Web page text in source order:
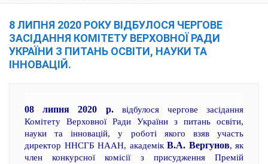
8 ЛИПНЯ 2020 РОКУ ВІДБУЛОСЯ ЧЕРГОВЕ
ЗАСІДАННЯ КОМІТЕТУ ВЕРХОВНОЇ РАДИ
УКРАЇНИ З ПИТАНЬ ОСВІТИ, НАУКИ ТА
ІННОВАЦІЙ.
08 липня 2020 р.відбулося чергове засідання
Комітету Верховної Ради України з питань освіти,
науки та інновацій, у роботі якого взяв участь
директор ННСГБ НААН, академік В.А. Вергунов, як
член конкурсної комісії з присудження Премій